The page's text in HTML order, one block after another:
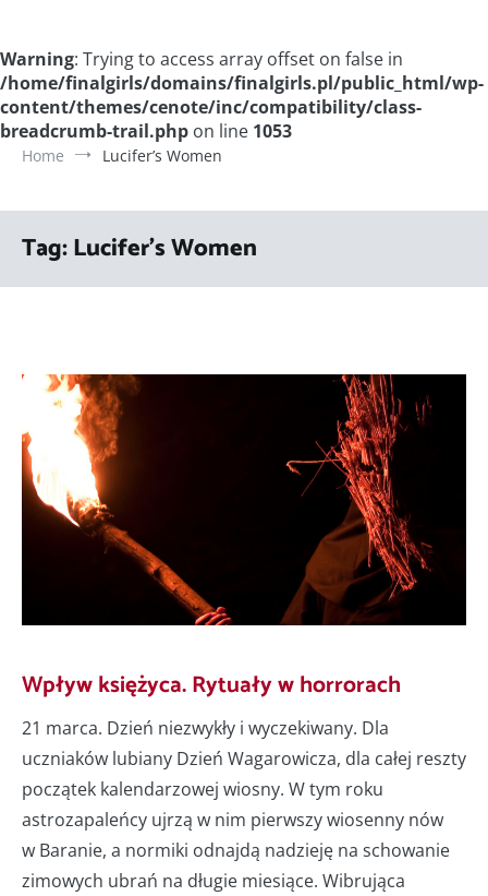
Warning: Trying to access array offset on false in
/home/finalgirls/domains/finalgirls.pl/public_html/wp-
content/themes/cenote/inc/compatibility/class-
breadcrumb-trail.php on line 1053
Home Lucifer’s Women
Tag:Lucifer’s Women
Wpływ księżyca. Rytuały w horrorach
21 marca. Dzień niezwykły i wyczekiwany. Dla
uczniaków lubiany Dzień Wagarowicza, dla całej reszty
początek kalendarzowej wiosny. W tym roku
astrozapaleńcy ujrzą w nim pierwszy wiosenny nów
w Baranie, a normiki odnajdą nadzieję na schowanie
zimowych ubrań na długie miesiące. Wibrująca